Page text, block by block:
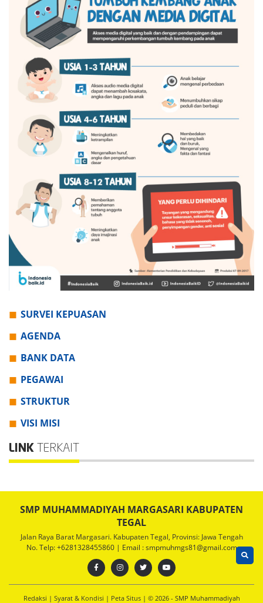
SURVEI KEPUASAN
AGENDA
BANK DATA
PEGAWAI
STRUKTUR
VISI MISI
LINK TERKAIT
SMP MUHAMMADIYAH MARGASARI KABUPATEN
TEGAL
Jalan Raya Barat Margasari. Kabupaten Tegal, Provinsi: Jawa Tengah
No. Telp: +6281328455860 | Email : smpmuhmgs81@gmail.com
Redaksi | Syarat & Kondisi | Peta Situs | © 2026 - SMP Muhammadiyah